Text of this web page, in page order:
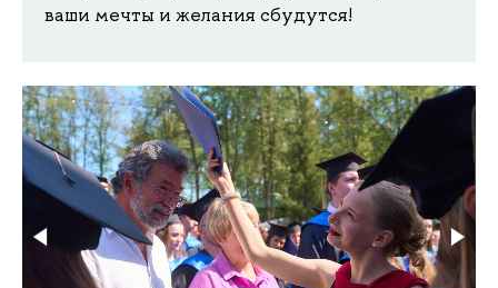
ваши мечты и желания сбудутся!